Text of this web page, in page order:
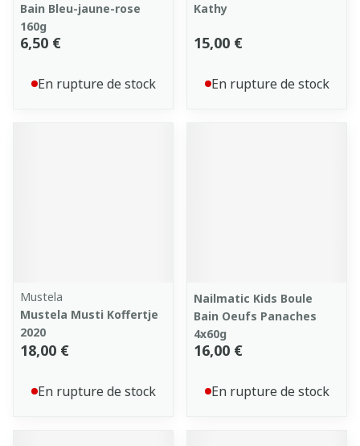
Bain Bleu-jaune-rose
160g
6,50 €
En rupture de stock
Kathy
15,00 €
En rupture de stock
Mustela
Mustela Musti Koffertje
2020
18,00 €
En rupture de stock
Nailmatic Kids Boule
Bain Oeufs Panaches
4x60g
16,00 €
En rupture de stock